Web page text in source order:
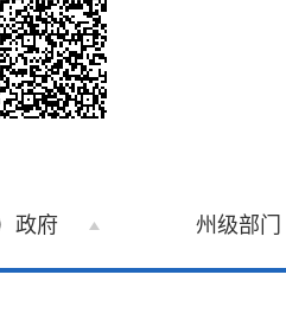
政府 州级部门